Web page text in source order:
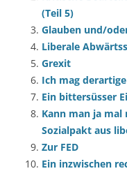
(Teil 5)
Glauben und/
Liberale
Grexit
Ich mag
Ein bittersüsser
Kann man ja mal
Sozialpakt aus
Zur FED
Ein inzwischen